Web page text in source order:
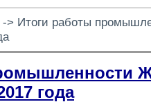
-> Итоги работы
года